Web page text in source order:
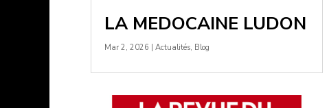
LA MEDOCAINE LUDON
Mar 2, 2026 Actualités, Blog